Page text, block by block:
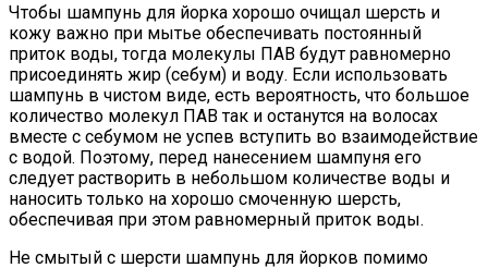
Чтобы шампунь для йорка хорошо очищал шерсть и
кожу важно при мытье обеспечивать постоянный
приток воды, тогда молекулы ПАВ будут равномерно
присоединять жир (себум) и воду. Если использовать
шампунь в чистом виде, есть вероятность, что большое
количество молекул ПАВ так и останутся на волосах
вместе с себумом не успев вступить во взаимодействие
с водой. Поэтому, перед нанесением шампуня его
следует растворить в небольшом количестве воды и
наносить только на хорошо смоченную шерсть,
обеспечивая при этом равномерный приток воды.
Не смытый с шерсти шампунь для йорков помимо